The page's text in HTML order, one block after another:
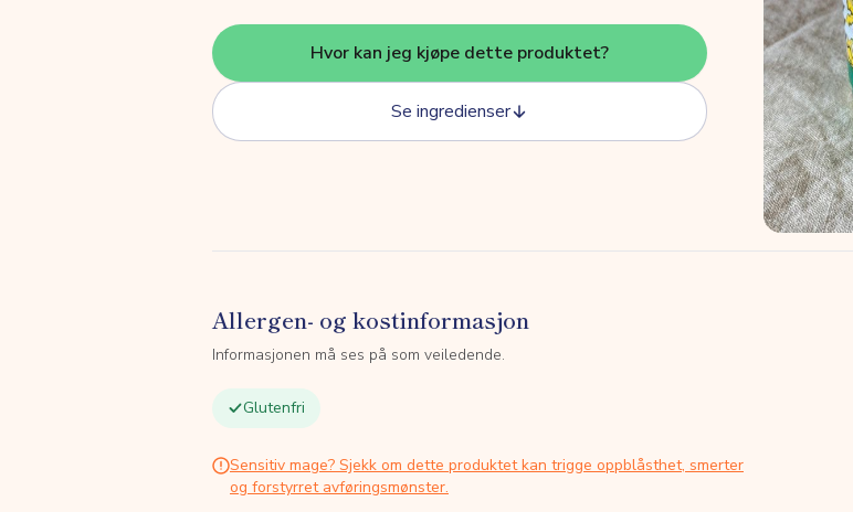
Hvor kan jeg kjøpe dette produktet?
Se ingredienser
Allergen- og kostinformasjon
Informasjonen må ses på som veiledende.
Glutenfri
Sensitiv mage? Sjekk om dette produktet kan trigge oppblåsthet, smerter
og forstyrret avføringsmønster.